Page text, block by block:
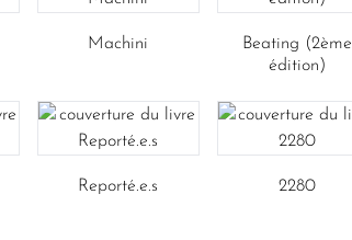
Machini
Beating (2ème
édition)
Reporté.e.s 2280